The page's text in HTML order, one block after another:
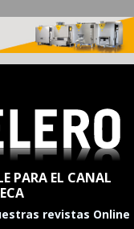
PARA EL CANAL
revistas Online